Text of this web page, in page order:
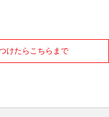
けたらこちらまで